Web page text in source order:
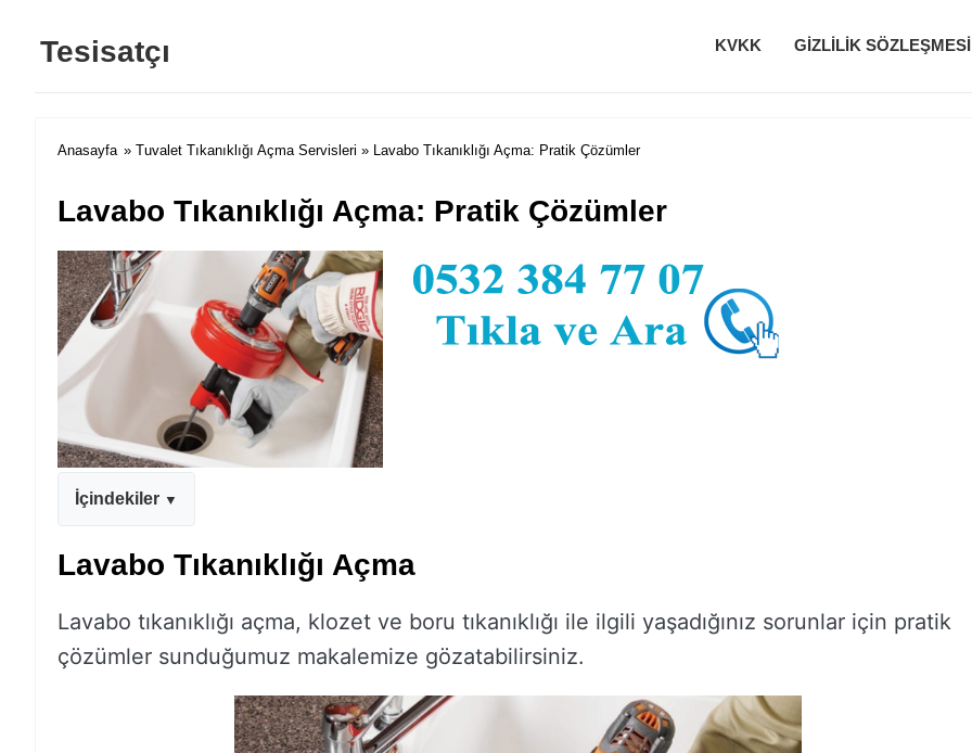
Tesisatçı KVKK GIZLILIK SÖZLEŞMESI
Anasayfa » Tuvalet Tıkanıklığı Açma Servisleri » Lavabo Tıkanıklığı Açma: Pratik Çözümler
Lavabo Tıkanıklığı Açma: Pratik Çözümler
İçindekiler
Lavabo Tıkanıklığı Açma
Lavabo tıkanıklığı açma, klozet ve boru tıkanıklığı ile ilgili yaşadığınız sorunlar için pratik
çözümler sunduğumuz makalemize gözatabilirsiniz.